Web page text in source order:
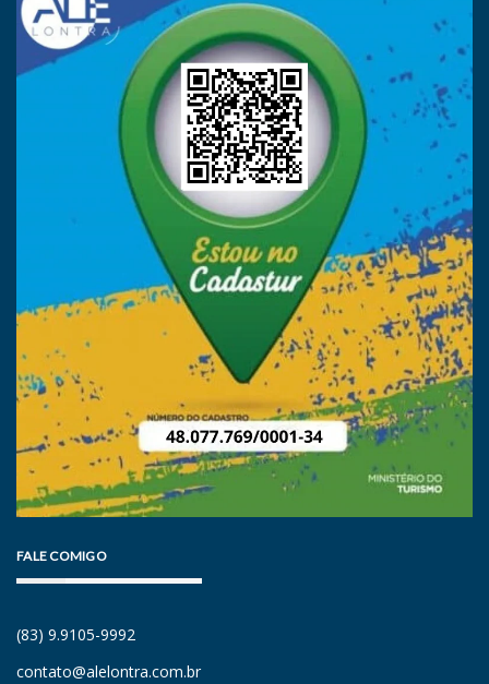
FALE COMIGO
(83) 9.9105-9992
contato@alelontra.com.br